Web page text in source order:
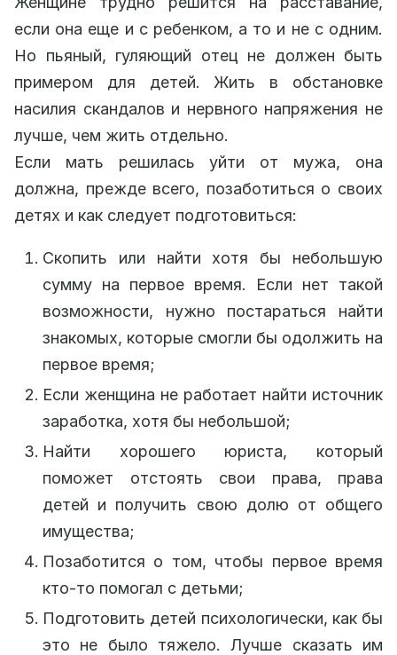
если она еще и с ребенком, а то и не с одним.
Но пьяный, гуляющий отец не должен быть
примером для детей. Жить в обстановке
насилия скандалов и нервного напряжения не
лучше, чем жить отдельно.
Если мать решилась уйти от мужа, она
должна, прежде всего, позаботиться о своих
детях и как следует подготовиться:
Скопить или найти хотя бы небольшую
сумму на первое время. Если нет такой
возможности, нужно постараться найти
знакомых, которые смогли бы одолжить на
первое время;
Если женщина не работает найти источник
заработка, хотя бы небольшой;
Найти хорошего юриста, который
поможет отстоять свои права, права
детей и получить свою долю от общего
имущества;
Позаботится о том, чтобы первое время
кто-то помогал с детьми;
Подготовить детей психологически, как бы
это не было тяжело. Лучше сказать им